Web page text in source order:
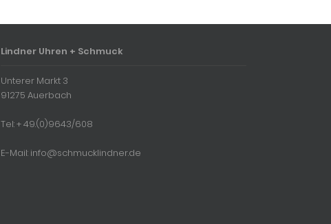
Lindner Uhren + Schmuck
Unterer Markt 3
91275 Auerbach
Tel: + 49.(0)9643/608
E-Mail: info@schmucklindner.de